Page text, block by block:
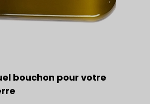
bouchon pour votre